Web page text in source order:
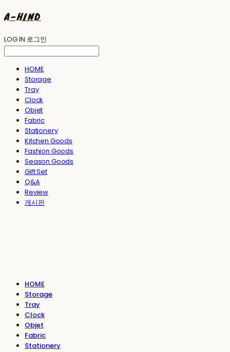
A-HIND
LOG IN 로그인
HOME
Storage
Tray
Clock
Objet
Fabric
Stationery
Kitchen Goods
Fashion Goods
Season Goods
Gift Set
Q&A
Review
게시판
HOME
Storage
Tray
Clock
Objet
Fabric
Stationery